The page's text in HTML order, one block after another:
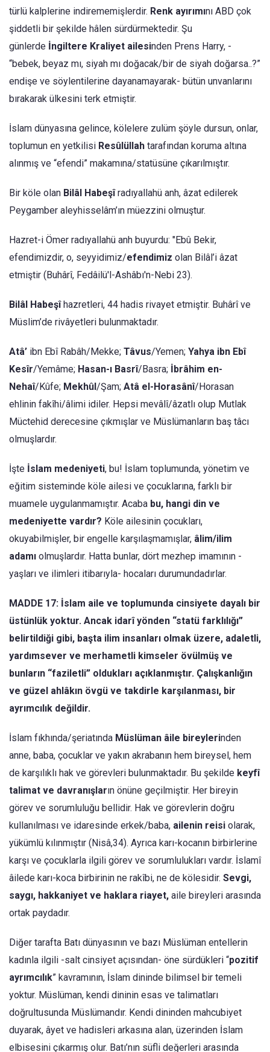
türlü kalplerine indirememişlerdir. Renk ayırımını ABD çok
şiddetli bir şekilde hâlen sürdürmektedir. Şu
günlerde İngiltere Kraliyet ailesinden Prens Harry, -
“bebek, beyaz mı, siyah mı doğacak/bir de siyah doğarsa..?”
endişe ve söylentilerine dayanamayarak- bütün unvanlarını
bırakarak ülkesini terk etmiştir.
İslam dünyasına gelince, kölelere zulüm şöyle dursun, onlar,
toplumun en yetkilisi Resûlüllah tarafından koruma altına
alınmış ve “efendi” makamına/statüsüne çıkarılmıştır.
Bir köle olan Bilâl Habeşîradıyallahü anh, âzat edilerek
Peygamber aleyhisselâm’ın müezzini olmuştur.
Hazret-i Ömer radıyallahü anh buyurdu: "Ebû Bekir,
efendimizdir, o, seyyidimiz/efendimiz olan Bilâl’i âzat
etmiştir (Buhârî, Fedâilü'l-Ashâbı'n-Nebi 23).
Bilâl Habeşîhazretleri, 44 hadis rivayet etmiştir. Buhârî ve
Müslim’de rivâyetleri bulunmaktadır.
Atâ’ ibn Ebî Rabâh/Mekke; Tâvus/Yemen; Yahya ibn Ebî
Kesîr/Yemâme; Hasan-ı Basrî/Basra; İbrâhim en-
Nehaî/Kûfe; Mekhûl/Şam; Atâ el-Horasânî/Horasan
ehlinin fakîhi/âlimi idiler. Hepsi mevâlî/âzatlı olup Mutlak
Müctehid derecesine çıkmışlar ve Müslümanların baş tâcı
olmuşlardır.
İşte İslam medeniyeti, bu! İslam toplumunda, yönetim ve
eğitim sisteminde köle ailesi ve çocuklarına, farklı bir
muamele uygulanmamıştır. Acaba bu, hangi din ve
medeniyette vardır? Köle ailesinin çocukları,
okuyabilmişler, bir engelle karşılaşmamışlar, âlim/ilim
adamı olmuşlardır. Hatta bunlar, dört mezhep imamının -
yaşları ve ilimleri itibarıyla- hocaları durumundadırlar.
MADDE 17: İslam aile ve toplumunda cinsiyete dayalı bir
üstünlük yoktur. Ancak idarî yönden “statü farklılığı”
belirtildiği gibi, başta ilim insanları olmak üzere, adaletli,
yardımsever ve merhametli kimseler övülmüş ve
bunların “faziletli” oldukları açıklanmıştır. Çalışkanlığın
ve güzel ahlâkın övgü ve takdirle karşılanması, bir
ayrımcılık değildir.
İslam fıkhında/şeriatında Müslüman âile bireylerinden
anne, baba, çocuklar ve yakın akrabanın hem bireysel, hem
de karşılıklı hak ve görevleri bulunmaktadır. Bu şekilde keyfî
talimat ve davranışların önüne geçilmiştir. Her bireyin
görev ve sorumluluğu bellidir. Hak ve görevlerin doğru
kullanılması ve idaresinde erkek/baba, ailenin reisi olarak,
yükümlü kılınmıştır (Nisâ,34). Ayrıca karı-kocanın birbirlerine
karşı ve çocuklarla ilgili görev ve sorumlulukları vardır. İslamî
âilede karı-koca birbirinin ne rakîbi, ne de kölesidir. Sevgi,
saygı, hakkaniyet ve haklara riayet, aile bireyleri arasında
ortak paydadır.
Diğer tarafta Batı dünyasının ve bazı Müslüman entellerin
kadınla ilgili -salt cinsiyet açısından- öne sürdükleri “pozitif
ayrımcılık” kavramının, İslam dininde bilimsel bir temeli
yoktur. Müslüman, kendi dininin esas ve talimatları
doğrultusunda Müslümandır. Kendi dininden mahcubiyet
duyarak, âyet ve hadisleri arkasına alan, üzerinden İslam
elbisesini çıkarmış olur. Batı’nın süfli değerleri arasında